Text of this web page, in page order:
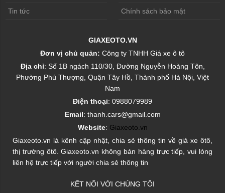
Tin tức Chính sách bảo mật
GIAXEOTO.VN
Đơn vị chủ quản: Công ty TNHH Giá xe ô tô
Địa chỉ: Số 1B ngách 110/30, Đường Nguyễn Hoàng Tôn,
Phường Phú Thượng, Quận Tây Hồ, Thành phố Hà Nội, Việt
Nam
Điện thoại: 0988079989
Email: thanh.cars@gmail.com
Website: Giaxeoto.vn
Giaxeoto.vn là kênh cập nhật, chia sẻ thông tin về giá xe ôtô,
thị trường ôtô. Giaxeoto.vn không bán hàng trực tiếp, vui lòng
liên hệ trực tiếp với người chia sẻ thông tin
KẾT NỐI VỚI CHÚNG TÔI